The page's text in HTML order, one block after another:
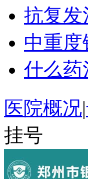
抗复发
中重
什么药
医院概况|
挂号